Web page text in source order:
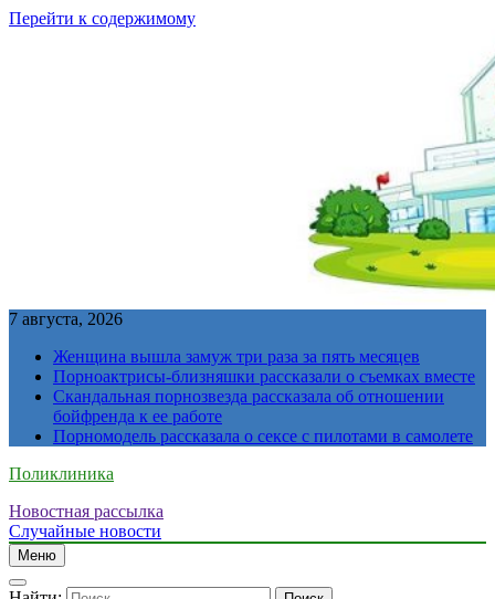
Перейти к содержимому
7 августа, 2026
Женщина вышла замуж три раза за пять месяцев
Порноактрисы-близняшки рассказали о съемках вместе
Скандальная порнозвезда рассказала об отношении
бойфренда к ее работе
Порномодель рассказала о сексе с пилотами в самолете
Поликлиника
Новостная рассылка
Случайные новости
Меню